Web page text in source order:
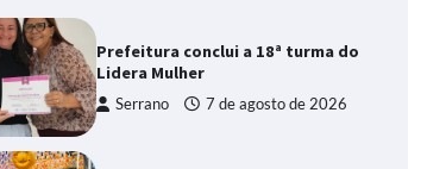
Prefeitura conclui a 18ª turma do
Lidera Mulher
Serrano 7 de agosto de 2026